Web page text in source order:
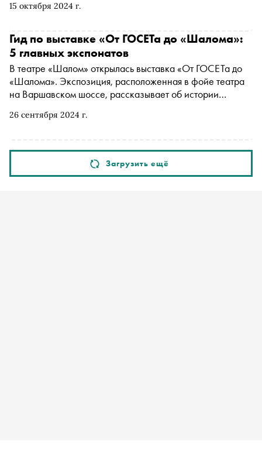
15 октября 2024 г.
выставки, которые не оставят равнодушными даже
провести сезон культурно насыщенно и ярко благодаря
лучшим проектам Москвы и Санкт-Петербурга
26 сентября 2024 г.
Гид по выставке «От ГОСЕТа до «Шалома»:
5 главных экспонатов
В театре «Шалом» открылась выставка «От ГОСЕТа до
«Шалома». Экспозиция, расположенная в фойе театра
на Варшавском шоссе, рассказывает об истории
летопись была за минувший век. «Сноб» рассказывает о
Загрузить ещё